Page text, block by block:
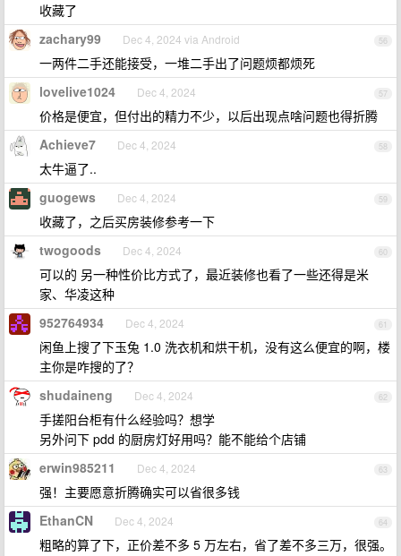
收藏了
56
zachary99 Dec 4, 2024 via Android
一两件二手还能接受，一堆二手出了问题烦都烦死
57
lovelive1024 Dec 4, 2024
价格是便宜，但付出的精力不少，以后出现点啥问题也得折腾
58
Achieve7 Dec 4, 2024
太牛逼了..
59
guogews Dec 4, 2024
收藏了，之后买房装修参考一下
60
twogoods Dec 4, 2024
可以的 另一种性价比方式了，最近装修也看了一些还得是米
家、华凌这种
61
952764934 Dec 4, 2024
闲鱼上搜了下玉兔 1.0 洗衣机和烘干机，没有这么便宜的啊，楼
主你是咋搜的了？
62
shudaineng Dec 4, 2024
手搓阳台柜有什么经验吗？想学
另外问下 pdd 的厨房灯好用吗？能不能给个店铺
63
erwin985211 Dec 4, 2024
强！主要愿意折腾确实可以省很多钱
64
EthanCN Dec 4, 2024
粗略的算了下，正价差不多 5 万左右，省了差不多三万，很强。